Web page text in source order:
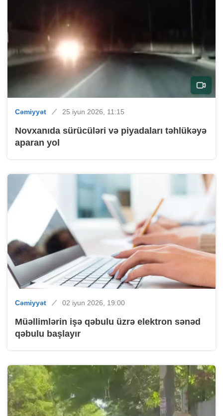
Cəmiyyət 25 iyun 2026, 11:15
Novxanıda sürücüləri və piyadaları təhlükəyə
aparan yol
Cəmiyyət 02 iyun 2026, 19:00
Müəllimlərin işə qəbulu üzrə elektron sənəd
qəbulu başlayır